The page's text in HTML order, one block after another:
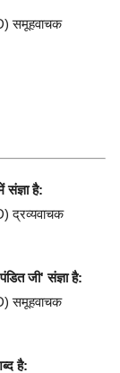
समूहवाचक
संज्ञा है:
द्रव्यवाचक
जी' संज्ञा है:
समूहवाचक
है: